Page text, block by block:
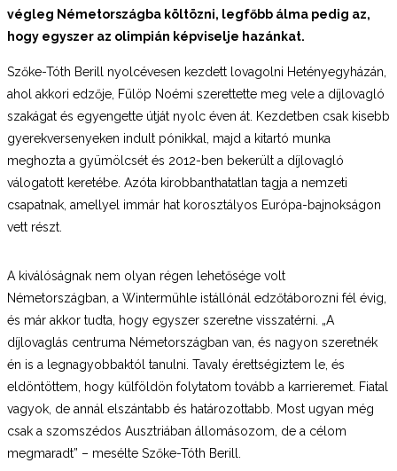
végleg Németországba költözni, legfőbb álma pedig az,
hogy egyszer az olimpián képviselje hazánkat.
Szőke-Tóth Berill nyolcévesen kezdett lovagolni Hetényegyházán,
ahol akkori edzője, Fülöp Noémi szerettette meg vele a díjlovagló
szakágat és egyengette útját nyolc éven át. Kezdetben csak kisebb
gyerekversenyeken indult pónikkal, majd a kitartó munka
meghozta a gyümölcsét és 2012-ben bekerült a díjlovagló
válogatott keretébe. Azóta kirobbanthatatlan tagja a nemzeti
csapatnak, amellyel immár hat korosztályos Európa-bajnokságon
vett részt.
A kiválóságnak nem olyan régen lehetősége volt
Németországban, a Wintermühle istállónál edzőtáborozni fél évig,
és már akkor tudta, hogy egyszer szeretne visszatérni. „A
díjlovaglás centruma Németországban van, és nagyon szeretnék
én is a legnagyobbaktól tanulni. Tavaly érettségiztem le, és
eldöntöttem, hogy külföldön folytatom tovább a karrieremet. Fiatal
vagyok, de annál elszántabb és határozottabb. Most ugyan még
csak a szomszédos Ausztriában állomásozom, de a célom
megmaradt” – mesélte Szőke-Tóth Berill.